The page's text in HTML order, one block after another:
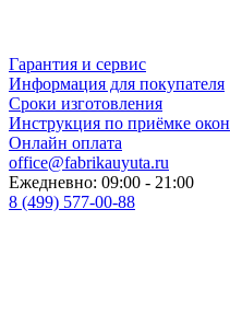
Гарантия и сервис
Информация для покупателя
Сроки изготовления
Инструкция по приёмке окон
Онлайн оплата
office@fabrikauyuta.ru
Ежедневно: 09:00 - 21:00
8 (499) 577-00-88